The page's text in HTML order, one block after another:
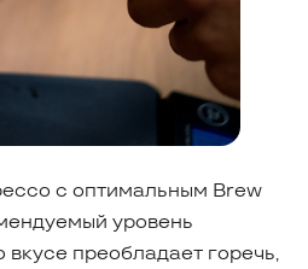
с оптимальным Brew
уровень
вкусе преобладает горечь,